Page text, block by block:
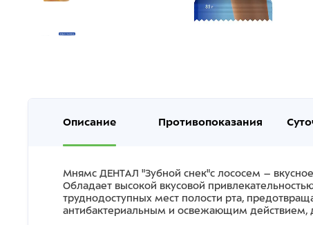
Описание Противопоказания
Мнямс ДЕНТАЛ "Зубной снек"с лососем –
Обладает высокой вкусовой
труднодоступных мест полости рта,
антибактериальным и освежающим действием,